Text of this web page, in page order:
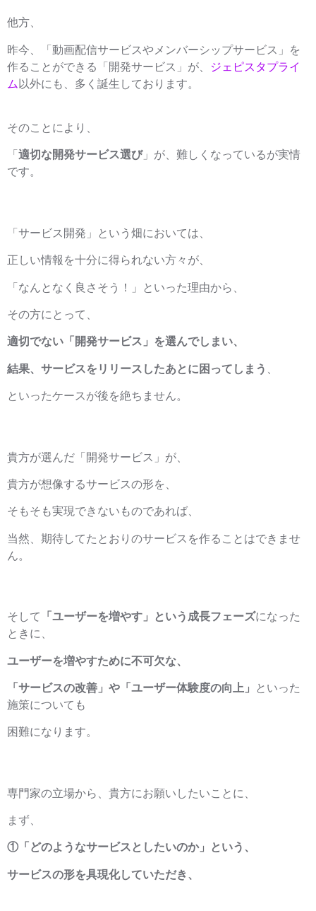
他方、
昨今、「動画配信サービスやメンバーシップサービス」を
作ることができる「開発サービス」が、
ジェピスタプライ
ム 以外にも、多く誕生しております。
そのことにより、
「 適切な開発サービス選び」が、難しくなっているが実情
です。
「サービス開発」という畑においては、
正しい情報を十分に得られない方々が、
「なんとなく良さそう！」といった理由から、
その方にとって、
適切でない「開発サービス」を選んでしまい、
結果、サービスをリリースしたあとに困ってしまう
といったケースが後を絶ちません。
貴方が選んだ「開発サービス」が、
貴方が想像するサービスの形を、
そもそも実現できないものであれば、
当然、期待してたとおりのサービスを作ることはできませ
ん。
そして 「ユーザーを増やす」という成長フェーズになった
ときに、
ユーザーを増やすために不可欠な、
「サービスの改善」や「ユーザー体験度の向上」
といった
施策についても
困難になります。
専門家の立場から、貴方にお願いしたいことに、
まず、
①「どのようなサービスとしたいのか」という、
サービスの形を具現化していただき、